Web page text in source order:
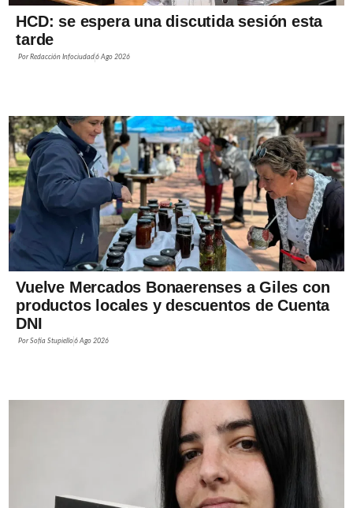
HCD: se espera una discutida sesión esta
tarde
PorRedacción Infociudad6 Ago 2026
Vuelve Mercados Bonaerenses a Giles con
productos locales y descuentos de Cuenta
DNI
PorSofía Stupiello6 Ago 2026